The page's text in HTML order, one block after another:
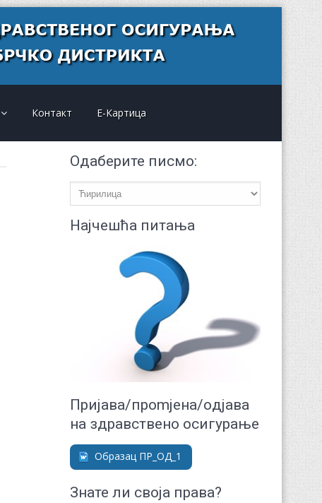
Контакт Е-Картица
Одаберите писмо:
Најчешћа питања
Приjaвa/прomjeнa/oдjaвa
нa здрaвствeнo oсигурaњe
Образац ПР_ОД_1
Знате ли своја права?